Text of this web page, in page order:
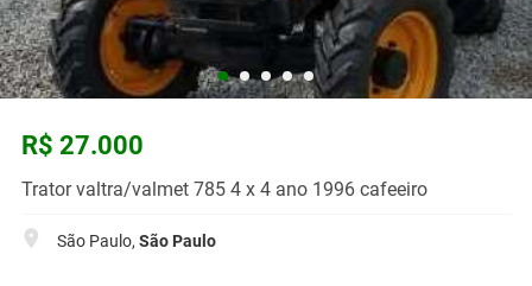
R$ 27.000
Trator valtra/valmet 785 4 x 4 ano 1996 cafeeiro
São Paulo, São Paulo